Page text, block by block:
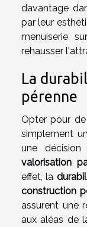
davantage
par leur
menuiserie
rehausser
La
pérenne
Opter pour de
simplement
une
valorisation
effet, la
construction
assurent une
aux aléas de